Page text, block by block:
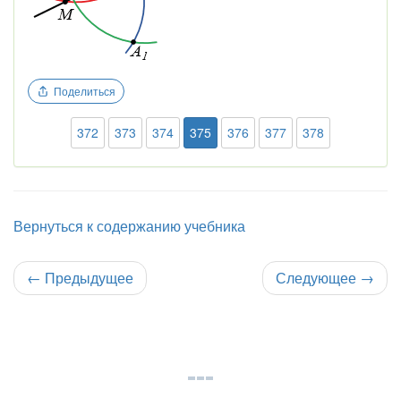
Поделиться
372 373 374 375 376 377 378
Вернуться к содержанию учебника
← Предыдущее Следующее →